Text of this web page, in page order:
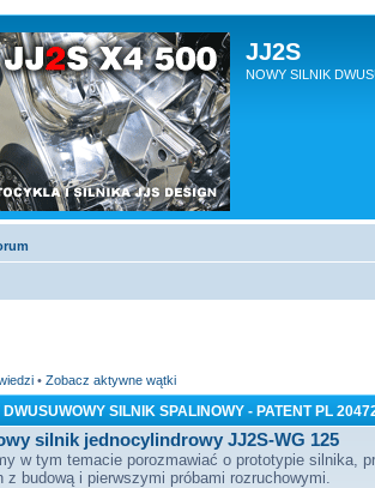
JJ2S
NOWY SILNIK
• Zobacz aktywne wątki
SILNIK SPALINOWY - PATENT PL
silnik jednocylindrowy JJ2S-WG 125
w tym temacie porozmawiać o prototypie silnika,
z budową i pierwszymi próbami rozruchowymi.